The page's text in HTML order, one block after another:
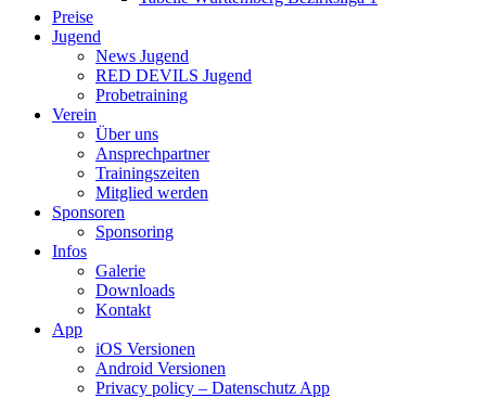
Preise
Jugend
News Jugend
RED DEVILS Jugend
Probetraining
Verein
Über uns
Ansprechpartner
Trainingszeiten
Mitglied werden
Sponsoren
Sponsoring
Infos
Galerie
Downloads
Kontakt
App
iOS Versionen
Android Versionen
Privacy policy – Datenschutz App